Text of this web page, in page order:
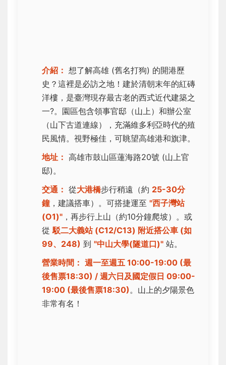
介紹： 想了解高雄 (舊名打狗) 的開港歷
史？這裡是必訪之地！建於清朝末年的紅磚
洋樓，是臺灣現存最古老的西式近代建築之
一?️。園區包含領事官邸（山上）和辦公室
（山下古道連線），充滿維多利亞時代的殖
民風情。視野極佳，可眺望高雄港和旗津。
地址： 高雄市鼓山區蓮海路20號 (山上官
邸)。
交通： 從大港橋步行稍遠（約 25-30分
鐘，建議搭車）。可搭捷運至 "西子灣站
(O1)" ，再步行上山（約10分鐘爬坡）。或
從駁二大義站 (C12/C13) 附近搭公車 (如
99、248) 到 "中山大學(隧道口)" 站。
營業時間： 週一至週五 10:00-19:00 (最
後售票18:30) / 週六日及國定假日 09:00-
19:00 (最後售票18:30)。山上的夕陽景色
非常有名！